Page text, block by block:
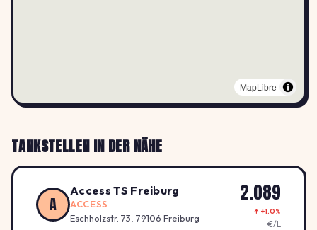
MapLibre
TANKSTELLEN IN DER NÄHE
A
Access TS Freiburg
ACCESS
Eschholzstr. 73, 79106 Freiburg
2.089
↑ +1.0%
€/L